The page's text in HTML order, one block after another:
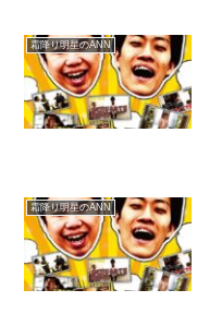
霜降り明星のANN
霜降り明星のANN